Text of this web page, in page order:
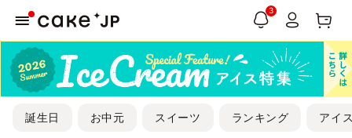
3
誕生日 お中元 スイーツ ランキング アイ